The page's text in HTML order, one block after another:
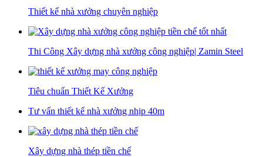
Thiết kế nhà xưởng chuyên nghiệp
Thi Công Xây dựng nhà xưởng công nghiệp| Zamin Steel
Tiêu chuẩn Thiết Kế Xưởng
Tư vấn thiết kế nhà xưởng nhịp 40m
Xây dựng nhà thép tiền chế